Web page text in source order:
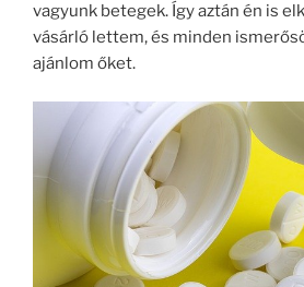
vagyunk betegek. Így aztán én is
vásárló lettem, és minden
ajánlom őket.